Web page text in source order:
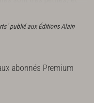
publié aux Éditions Alain
abonnés Premium